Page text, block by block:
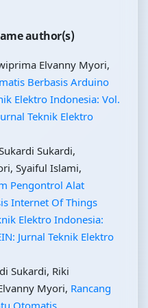
author(s)
Elvanny Myori,
Berbasis Arduino
Elektro Indonesia: Vol.
Teknik Elektro
Sukardi,
Syaiful Islami,
Pengontrol Alat
Internet Of Things
Elektro Indonesia:
Jurnal Teknik Elektro
Sukardi, Riki
Myori, Rancang